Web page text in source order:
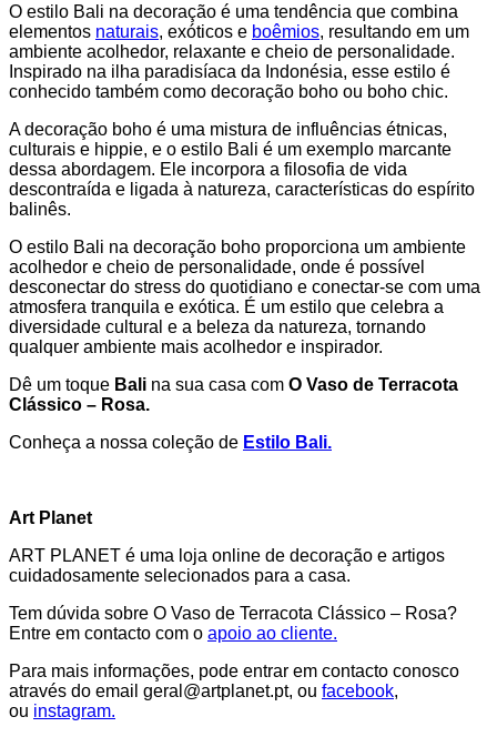
O estilo Bali na decoração é uma tendência que combina
elementos naturais, exóticos e boêmios, resultando em um
ambiente acolhedor, relaxante e cheio de personalidade.
Inspirado na ilha paradisíaca da Indonésia, esse estilo é
conhecido também como decoração boho ou boho chic.
A decoração boho é uma mistura de influências étnicas,
culturais e hippie, e o estilo Bali é um exemplo marcante
dessa abordagem. Ele incorpora a filosofia de vida
descontraída e ligada à natureza, características do espírito
balinês.
O estilo Bali na decoração boho proporciona um ambiente
acolhedor e cheio de personalidade, onde é possível
desconectar do stress do quotidiano e conectar-se com uma
atmosfera tranquila e exótica. É um estilo que celebra a
diversidade cultural e a beleza da natureza, tornando
qualquer ambiente mais acolhedor e inspirador.
Dê um toque Bali na sua casa com O Vaso de Terracota
Clássico – Rosa.
Conheça a nossa coleção de Estilo Bali.
Art Planet
ART PLANET é uma loja online de decoração e artigos
cuidadosamente selecionados para a casa.
Tem dúvida sobre O Vaso de Terracota Clássico – Rosa?
Entre em contacto com o apoio ao cliente.
Para mais informações, pode entrar em contacto conosco
através do email geral@artplanet.pt, ou facebook,
ou instagram.